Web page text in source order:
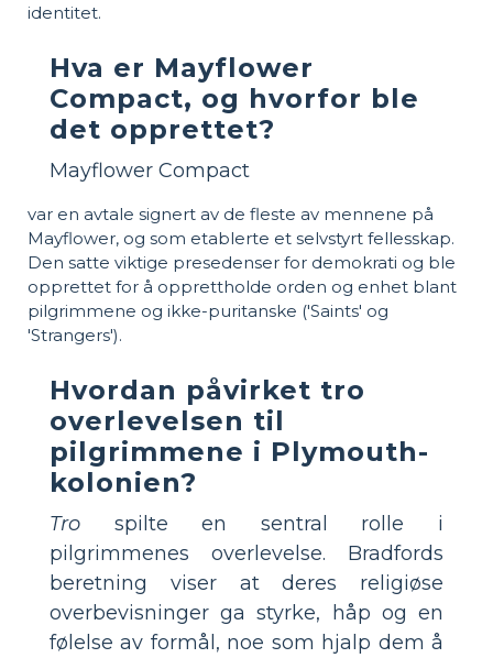
identitet.
Hva er Mayflower
Compact, og hvorfor ble
det opprettet?
Mayflower Compact
var en avtale signert av de fleste av mennene på
Mayflower, og som etablerte et selvstyrt fellesskap.
Den satte viktige presedenser for demokrati og ble
opprettet for å opprettholde orden og enhet blant
pilgrimmene og ikke-puritanske ('Saints' og
'Strangers').
Hvordan påvirket tro
overlevelsen til
pilgrimmene i Plymouth-
kolonien?
Tro spilte en sentral rolle i
pilgrimmenes overlevelse. Bradfords
beretning viser at deres religiøse
overbevisninger ga styrke, håp og en
følelse av formål, noe som hjalp dem å